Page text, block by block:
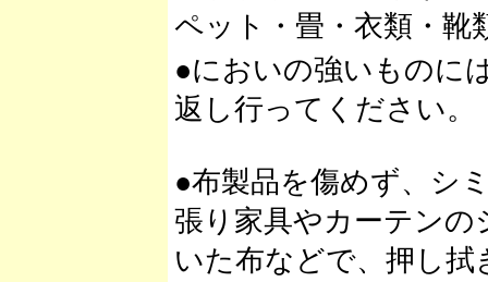
ペット・畳・衣類・靴
●においの強いものに
返し行ってください。
●布製品を傷めず、シ
張り家具やカーテンの
いた布などで、押し